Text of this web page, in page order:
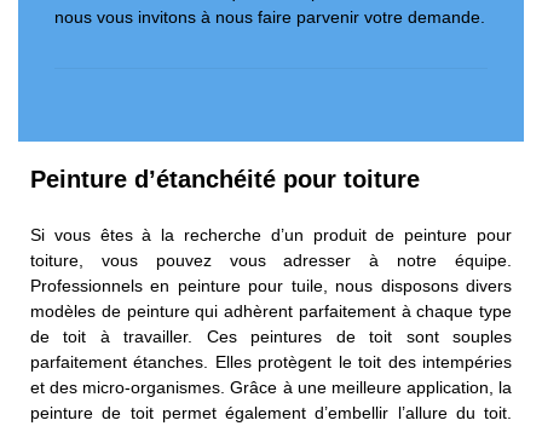
nous vous invitons à nous faire parvenir votre demande.
Peinture d’étanchéité pour toiture
Si vous êtes à la recherche d’un produit de peinture pour
toiture, vous pouvez vous adresser à notre équipe.
Professionnels en peinture pour tuile, nous disposons divers
modèles de peinture qui adhèrent parfaitement à chaque type
de toit à travailler. Ces peintures de toit sont souples
parfaitement étanches. Elles protègent le toit des intempéries
et des micro-organismes. Grâce à une meilleure application, la
peinture de toit permet également d’embellir l’allure du toit.